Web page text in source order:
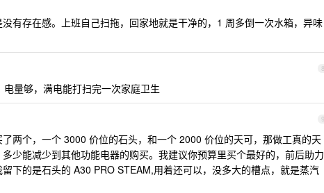
有存在感。上班自己扫拖，回家地就是干净的，1 周多倒一次水箱，异味
8
量够，满电能打扫完一次家庭卫生
9
两个，一个 3000 价位的石头，和一个 2000 价位的天可，那做工真的天
少能减少到其他功能电器的购买。我建议你预算里买个最好的，前后助力
下的是石头的 A30 PRO STEAM,用着还可以，没多大的槽点，就是蒸汽